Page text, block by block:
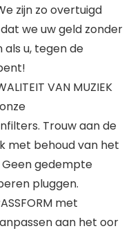
zijn zo overtuigd
we uw geld zonder
u, tegen de
VAN MUZIEK
Trouw aan de
met behoud van het
gedempte
pluggen.
met
aan het oor